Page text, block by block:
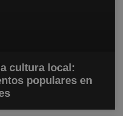
cultura local:
populares en